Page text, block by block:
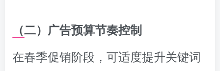
（二）广告预算节奏控制
在春季促销阶段，可适度提升关键词